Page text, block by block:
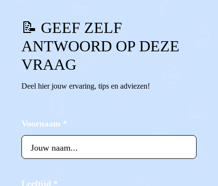
📝 GEEF ZELF
ANTWOORD OP DEZE
VRAAG
Deel hier jouw ervaring, tips en adviezen!
Voornaam *
Leeftijd *